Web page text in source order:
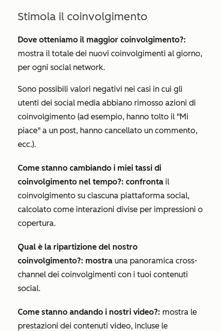
Stimola il coinvolgimento
Dove otteniamo il maggior coinvolgimento?:
mostra il totale dei nuovi coinvolgimenti al giorno,
per ogni social network.
Sono possibili valori negativi nei casi in cui gli
utenti dei social media abbiano rimosso azioni di
coinvolgimento (ad esempio, hanno tolto il "Mi
piace" a un post, hanno cancellato un commento,
ecc.).
Come stanno cambiando i miei tassi di
coinvolgimento nel tempo?: confronta il
coinvolgimento su ciascuna piattaforma social,
calcolato come interazioni divise per impressioni o
copertura.
Qual è la ripartizione del nostro
coinvolgimento?: mostra una panoramica cross-
channel dei coinvolgimenti con i tuoi contenuti
social.
Come stanno andando i nostri video?: mostra le
prestazioni dei contenuti video, incluse le